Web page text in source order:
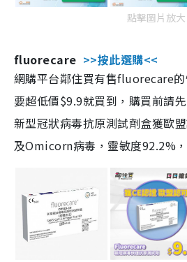
點擊圖片放大
fluorecare >>按此選購<<
網購平台鄰住買有售fluorecare
要超低價$9.9就買到，購買前請
新型冠狀病毒抗原測試劑盒獲歐
及Omicorn病毒，靈敏度92.2%